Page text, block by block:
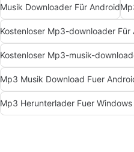
Musik Downloader Für Android
Kostenloser Mp3-musik-
Mp3 Musik Download Fuer
Mp3 Herunterlader Fuer Windows